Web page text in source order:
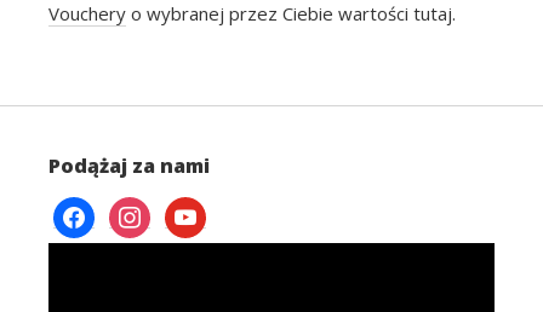
Vouchery o wybranej przez Ciebie wartości tutaj.
Podążaj za nami
facebookinstagramyoutube